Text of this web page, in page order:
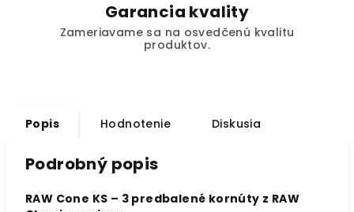
Garancia kvality
Zameriavame sa na osvedčenú kvalitu
produktov.
Popis Hodnotenie Diskusia
Podrobný popis
RAW Cone KS – 3 predbalené kornúty z RAW